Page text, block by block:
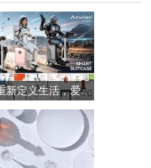
当科技重新定义生活，爱尔威Airwheel正在